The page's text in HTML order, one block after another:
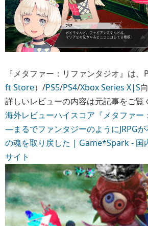
『メタファー：リファンタジオ』は、
ft Store）/PS5/PS4/Xbox Series X|S
詳しいレビューの内容は元記事をご覧
海外レビューハイスコア『メタファー
―まるでファンタジーのようにJRPG
の魂を取り戻した | Game*Spark - 国
サイト